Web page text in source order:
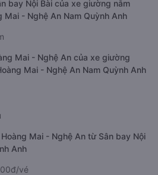
bay Nội Bài của xe giường nằm
Mai - Nghệ An Nam Quỳnh Anh
Mai - Nghệ An của xe giường
Mai - Nghệ An Nam Quỳnh Anh
Mai - Nghệ An từ Sân bay Nội
Anh
vé